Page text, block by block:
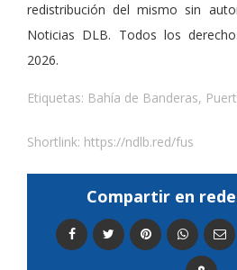
redistribución del mismo sin
Noticias DLB. Todos los
2026.
Etiquetas: Bahía de Banderas,
Shortlink: https://ndlb.red/fus
Compartir en